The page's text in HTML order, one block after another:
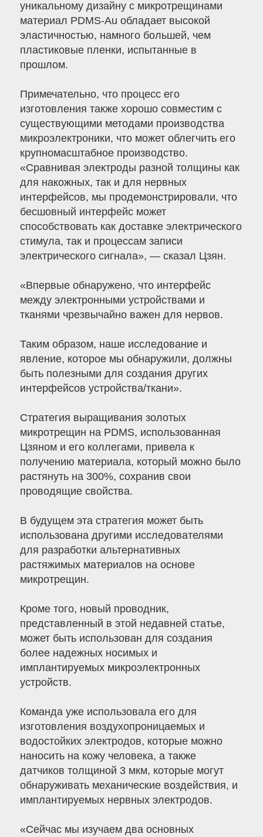
уникальному дизайну с микротрещинами
материал PDMS-Au обладает высокой
эластичностью, намного большей, чем
пластиковые пленки, испытанные в
прошлом.
Примечательно, что процесс его
изготовления также хорошо совместим с
существующими методами производства
микроэлектроники, что может облегчить его
крупномасштабное производство.
«Сравнивая электроды разной толщины как
для накожных, так и для нервных
интерфейсов, мы продемонстрировали, что
бесшовный интерфейс может
способствовать как доставке электрического
стимула, так и процессам записи
электрического сигнала», — сказал Цзян.
«Впервые обнаружено, что интерфейс
между электронными устройствами и
тканями чрезвычайно важен для нервов.
Таким образом, наше исследование и
явление, которое мы обнаружили, должны
быть полезными для создания других
интерфейсов устройства/ткани».
Стратегия выращивания золотых
микротрещин на PDMS, использованная
Цзяном и его коллегами, привела к
получению материала, который можно было
растянуть на 300%, сохранив свои
проводящие свойства.
В будущем эта стратегия может быть
использована другими исследователями
для разработки альтернативных
растяжимых материалов на основе
микротрещин.
Кроме того, новый проводник,
представленный в этой недавней статье,
может быть использован для создания
более надежных носимых и
имплантируемых микроэлектронных
устройств.
Команда уже использовала его для
изготовления воздухопроницаемых и
водостойких электродов, которые можно
наносить на кожу человека, а также
датчиков толщиной 3 мкм, которые могут
обнаруживать механические воздействия, и
имплантируемых нервных электродов.
«Сейчас мы изучаем два основных